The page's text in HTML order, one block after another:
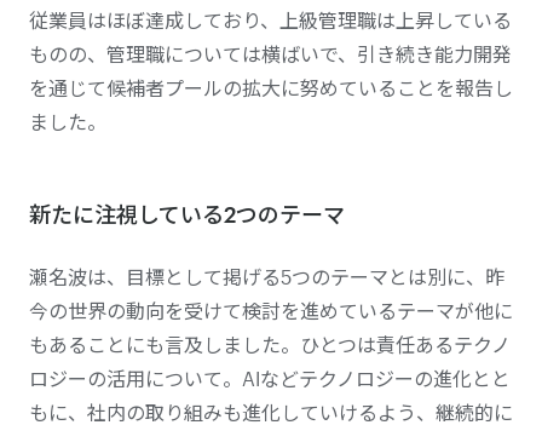
従業員はほぼ達成しており、上級管理職は上昇している
ものの、管理職については横ばいで、引き続き能力開発
を通じて候補者プールの拡大に努めていることを報告し
ました。
新たに注視している2つのテーマ
瀬名波は、 目標として掲げる5つのテーマとは別に、昨
今の世界の動向を受けて検討を進めているテーマが他に
もあることにも言及しました。ひとつは責任あるテクノ
ロジーの活用について。AIなどテクノロジーの進化とと
もに、社内の取り組みも進化していけるよう、継続的に